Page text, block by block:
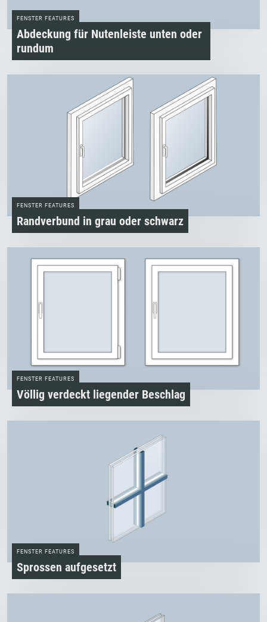
FENSTER FEATURES
Abdeckung für Nutenleiste unten oder
rundum
FENSTER FEATURES
Randverbund in grau oder schwarz
FENSTER FEATURES
Völlig verdeckt liegender Beschlag
FENSTER FEATURES
Sprossen aufgesetzt